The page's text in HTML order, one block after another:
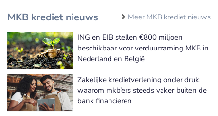
MKB krediet nieuws Meer MKB krediet nieuws
ING en EIB stellen €800 miljoen
beschikbaar voor verduurzaming MKB in
Nederland en België
Zakelijke kredietverlening onder druk:
waarom mkb’ers steeds vaker buiten de
bank financieren